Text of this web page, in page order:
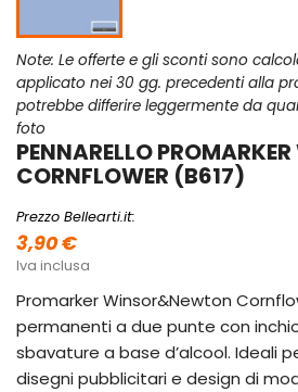
Note: Le offerte e gli sconti sono
applicato nei 30 gg. precedenti alla
potrebbe differire leggermente da
foto
PENNARELLO
CORNFLOWER (B617)
Prezzo Bellearti.it:
3,90 €
Iva inclusa
Promarker Winsor&Newton
permanenti a due punte con
sbavature a base d’alcool. Ideali
disegni pubblicitari e design di